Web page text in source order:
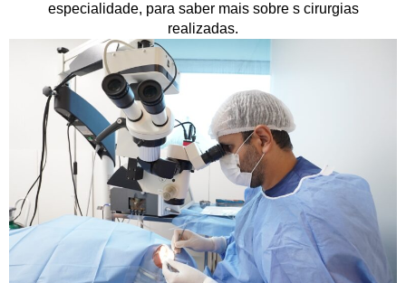
especialidade, para saber mais sobre s cirurgias
realizadas.